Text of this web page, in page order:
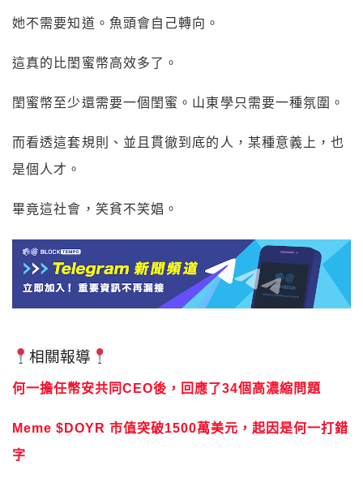
她不需要知道。魚頭會自己轉向。
這真的比閨蜜幣高效多了。
閨蜜幣至少還需要一個閨蜜。山東學只需要一種氛圍。
而看透這套規則、並且貫徹到底的人，某種意義上，也
是個人才。
畢竟這社會，笑貧不笑娼。
相關報導
何一擔任幣安共同CEO後，回應了34個高濃縮問題
Meme $DOYR 市值突破1500萬美元，起因是何一打錯
字